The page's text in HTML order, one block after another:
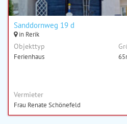
Sanddornweg 19 d
in Rerik
Objekttyp
Ferienhaus
Vermieter
Frau Renate Schönefeld